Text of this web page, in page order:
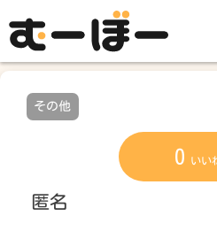
その他
0 いい
匿名